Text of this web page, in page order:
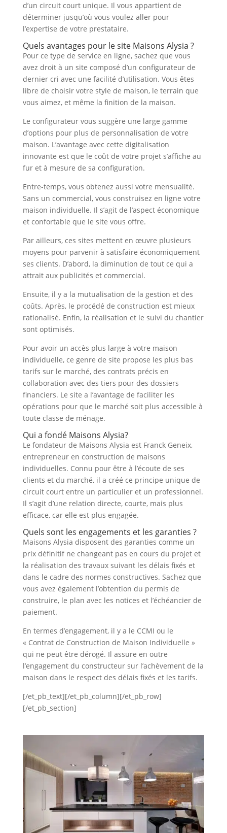
d’un circuit court unique. Il vous appartient de
déterminer jusqu’où vous voulez aller pour
l’expertise de votre prestataire.
Quels avantages pour le site Maisons Alysia ?
Pour ce type de service en ligne, sachez que vous
avez droit à un site composé d’un configurateur de
dernier cri avec une facilité d’utilisation. Vous êtes
libre de choisir votre style de maison, le terrain que
vous aimez, et même la finition de la maison.
Le configurateur vous suggère une large gamme
d’options pour plus de personnalisation de votre
maison. L’avantage avec cette digitalisation
innovante est que le coût de votre projet s’affiche au
fur et à mesure de sa configuration.
Entre-temps, vous obtenez aussi votre mensualité.
Sans un commercial, vous construisez en ligne votre
maison individuelle. Il s’agit de l’aspect économique
et confortable que le site vous offre.
Par ailleurs, ces sites mettent en œuvre plusieurs
moyens pour parvenir à satisfaire économiquement
ses clients. D’abord, la diminution de tout ce qui a
attrait aux publicités et commercial.
Ensuite, il y a la mutualisation de la gestion et des
coûts. Après, le procédé de construction est mieux
rationalisé. Enfin, la réalisation et le suivi du chantier
sont optimisés.
Pour avoir un accès plus large à votre maison
individuelle, ce genre de site propose les plus bas
tarifs sur le marché, des contrats précis en
collaboration avec des tiers pour des dossiers
financiers. Le site a l’avantage de faciliter les
opérations pour que le marché soit plus accessible à
toute classe de ménage.
Qui a fondé Maisons Alysia?
Le fondateur de Maisons Alysia est Franck Geneix,
entrepreneur en construction de maisons
individuelles. Connu pour être à l’écoute de ses
clients et du marché, il a créé ce principe unique de
circuit court entre un particulier et un professionnel.
Il s’agit d’une relation directe, courte, mais plus
efficace, car elle est plus engagée.
Quels sont les engagements et les garanties ?
Maisons Alysia disposent des garanties comme un
prix définitif ne changeant pas en cours du projet et
la réalisation des travaux suivant les délais fixés et
dans le cadre des normes constructives. Sachez que
vous avez également l’obtention du permis de
construire, le plan avec les notices et l’échéancier de
paiement.
En termes d’engagement, il y a le CCMI ou le
« Contrat de Construction de Maison Individuelle »
qui ne peut être dérogé. Il assure en outre
l’engagement du constructeur sur l’achèvement de la
maison dans le respect des délais fixés et les tarifs.
[/et_pb_text][/et_pb_column][/et_pb_row]
[/et_pb_section]